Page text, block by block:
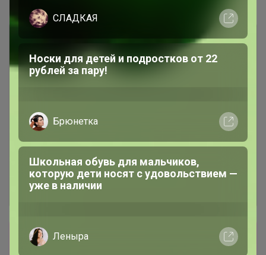
Сбор заказов в данной закупке
СЛАДКАЯ
Носки для детей и подростков от 22
рублей за пару!
Брюнетка
Школьная обувь для мальчиков,
которую дети носят с удовольствием —
уже в наличии
Леныра